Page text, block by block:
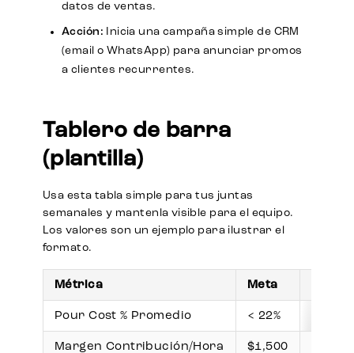
datos de ventas.
Acción: Inicia una campaña simple de CRM
(email o WhatsApp) para anunciar promos
a clientes recurrentes.
Tablero de barra
(plantilla)
Usa esta tabla simple para tus juntas
semanales y mantenla visible para el equipo.
Los valores son un ejemplo para ilustrar el
formato.
Métrica Meta
Pour Cost % Promedio < 22%
Margen Contribución/Hora $1,500